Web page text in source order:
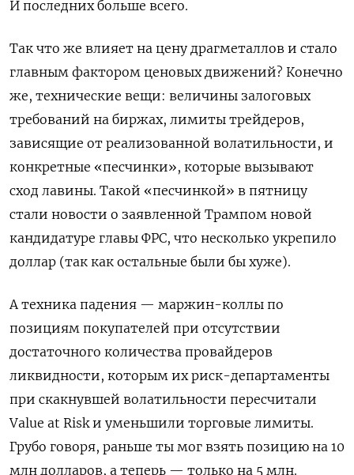
И последних больше всего.
Так что же влияет на цену драгметаллов и стало
главным фактором ценовых движений? Конечно
же, технические вещи: величины залоговых
требований на биржах, лимиты трейдеров,
зависящие от реализованной волатильности, и
конкретные «песчинки», которые вызывают
сход лавины. Такой «песчинкой» в пятницу
стали новости о заявленной Трампом новой
кандидатуре главы ФРС, что несколько укрепило
доллар (так как остальные были бы хуже).
А техника падения — маржин-коллы по
позициям покупателей при отсутствии
достаточного количества провайдеров
ликвидности, которым их риск-департаменты
при скакнувшей волатильности пересчитали
Value at Risk и уменьшили торговые лимиты.
Грубо говоря, раньше ты мог взять позицию на 10
млн долларов, а теперь — только на 5 млн.